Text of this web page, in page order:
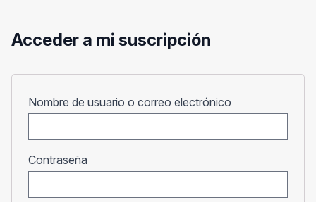
Acceder a mi suscripción
Nombre de usuario o correo electrónico
Contraseña